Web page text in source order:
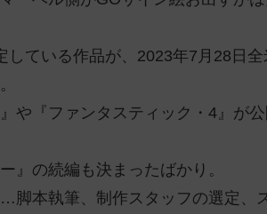
している作品が、2023年7月28日
や『ファンタスティック・4』が
』の続編も決まったばかり。
脚本執筆、制作スタッフの選定、